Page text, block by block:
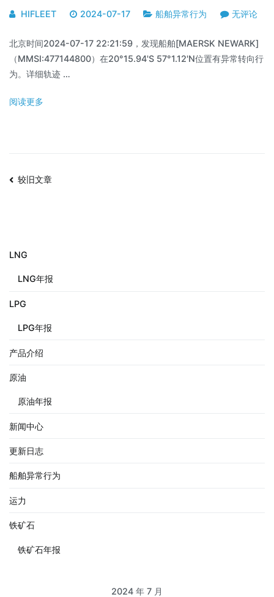
HIFLEET 2024-07-17 船舶异常行为 无评论
北京时间2024-07-17 22:21:59，发现船舶[MAERSK NEWARK]
（MMSI:477144800）在20°15.94'S 57°1.12'N位置有异常转向行
为。详细轨迹 …
阅读更多
较旧文章
LNG
LNG年报
LPG
LPG年报
产品介绍
原油
原油年报
新闻中心
更新日志
船舶异常行为
运力
铁矿石
铁矿石年报
2024 年 7 月